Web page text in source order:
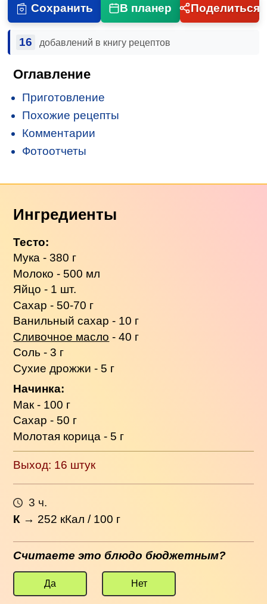
Сохранить В планер Поделиться
16 добавлений в книгу рецептов
Оглавление
Приготовление
Похожие рецепты
Комментарии
Фотоотчеты
Ингредиенты
Тесто:
Мука - 380 г
Молоко - 500 мл
Яйцо - 1 шт.
Сахар - 50-70 г
Ванильный сахар - 10 г
Сливочное масло - 40 г
Соль - 3 г
Сухие дрожжи - 5 г
Начинка:
Мак - 100 г
Сахар - 50 г
Молотая корица - 5 г
Выход: 16 штук
3 ч.
К → 252 кКал / 100 г
Считаете это блюдо бюджетным?
Да Нет